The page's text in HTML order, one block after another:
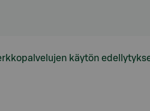
käytön